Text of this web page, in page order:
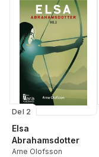
Del 2
Elsa
Abrahamsdotter
Arne Olofsson